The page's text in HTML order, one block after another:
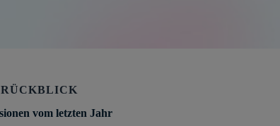
RÜCKBLICK
vom letzten Jahr